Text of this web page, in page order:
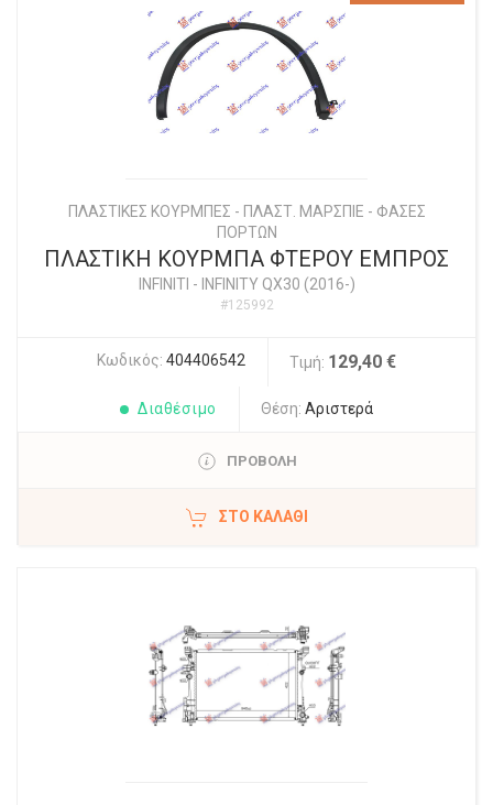
ΠΛΑΣΤΙΚΕΣ ΚΟΥΡΜΠΕΣ - ΠΛΑΣΤ. ΜΑΡΣΠΙΕ - ΦΑΣΕΣ
ΠΟΡΤΩΝ
ΠΛΑΣΤΙΚΗ ΚΟΥΡΜΠΑ ΦΤΕΡΟΥ ΕΜΠΡΟΣ
INFINITI - INFINITY QX30 (2016-)
#125992
Κωδικός: 404406542 Τιμή: 129,40 €
Διαθέσιμο Θέση: Αριστερά
ΠΡΟΒΟΛΗ
ΣΤΟ ΚΑΛΆΘΙ